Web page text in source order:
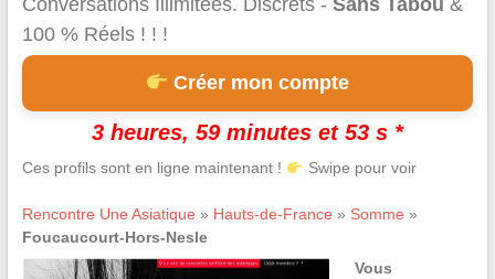
Conversations Illimitées. Discrets - Sans Tabou &
100 % Réels ! ! !
Créer mon compte
3 heures, 59 minutes et 53 s *
Ces profils sont en ligne maintenant ! Swipe pour voir
Rencontre Une Asiatique » Hauts-de-France » Somme »
Foucaucourt-Hors-Nesle
Vous